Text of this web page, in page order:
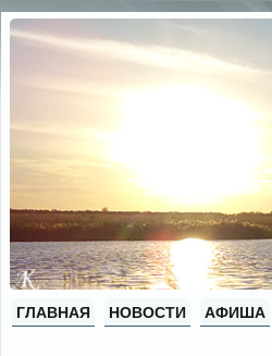
ГЛАВНАЯ НОВОСТИ АФИША